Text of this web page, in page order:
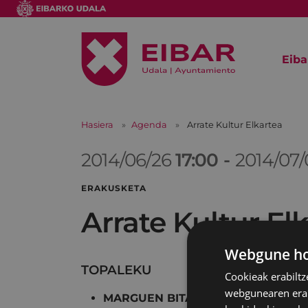
Hasiera Agenda Arrate Kultur Elkartea
2014/06/2617:00 - 2014/
ERAKUSKETA
Arrate Kultur
TOPALEKU
MARGUEN BITARTEZ, UDA
Webgune
Cookieak
webgunearen